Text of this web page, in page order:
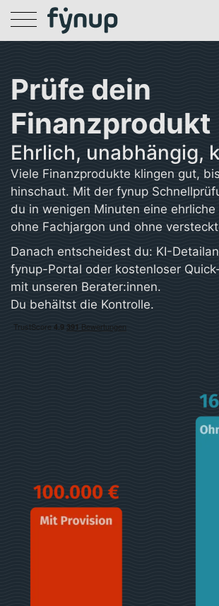
Menu
Prüfe dein
Finanzprodukt
Ehrlich, unabhängig,
Viele Finanzprodukte klingen gut,
hinschaut. Mit der fynup
du in wenigen Minuten eine ehrliche
ohne Fachjargon und ohne
Danach entscheidest du: KI-
fynup-Portal oder kostenloser
mit unseren Berater:innen.
Du behältst die Kontrolle.